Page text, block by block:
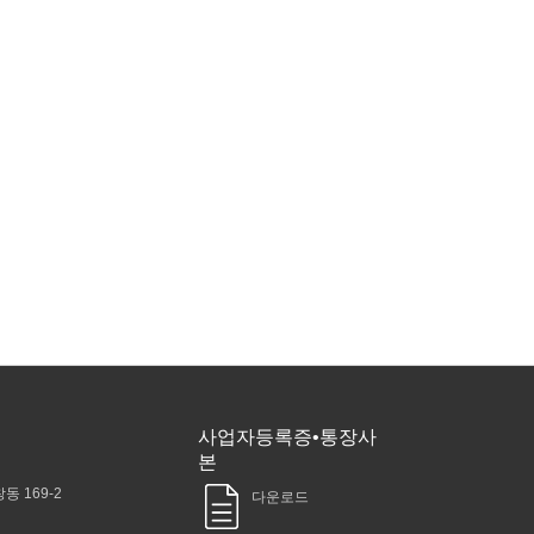
사업자등록증•통장사
본
동 169-2 다운로드